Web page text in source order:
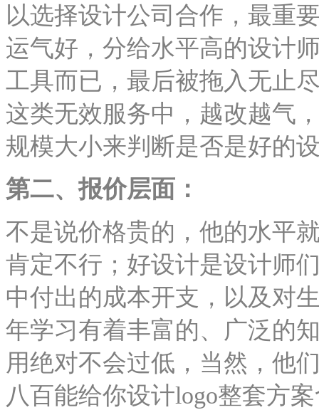
以选择设计公司合作，最重
运气好，分给水平高的设计
工具而已，最后被拖入无止
这类无效服务中，越改越气
规模大小来判断是否是好的
第二、报价层面：
不是说价格贵的，他的水平
肯定不行；好设计是设计师
中付出的成本开支，以及对
年学习有着丰富的、广泛的
用绝对不会过低，当然，他
八百能给你设计logo整套方